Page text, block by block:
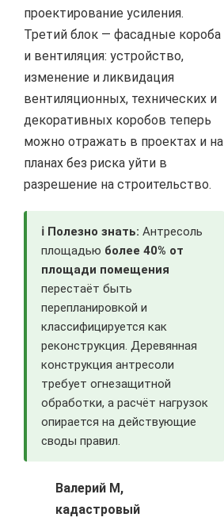
проектирование усиления.
Третий блок — фасадные короба
и вентиляция: устройство,
изменение и ликвидация
вентиляционных, технических и
декоративных коробов теперь
можно отражать в проектах и на
планах без риска уйти в
разрешение на строительство.
ℹ️ Полезно знать: Антресоль
площадью более 40% от
площади помещения
перестаёт быть
перепланировкой и
классифицируется как
реконструкция. Деревянная
конструкция антресоли
требует огнезащитной
обработки, а расчёт нагрузок
опирается на действующие
своды правил.
Валерий М,
кадастровый